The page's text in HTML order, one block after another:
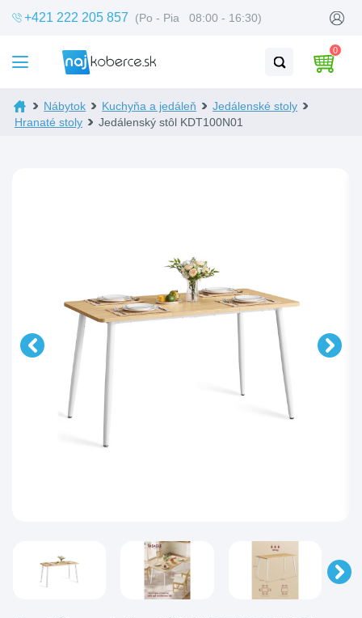
+421 222 205 857 (Po - Pia 08:00 - 16:30)
0
Nábytok Kuchyňa a jedáleň
Jedálenské stoly
Hranaté stoly
Jedálenský stôl KDT100N01